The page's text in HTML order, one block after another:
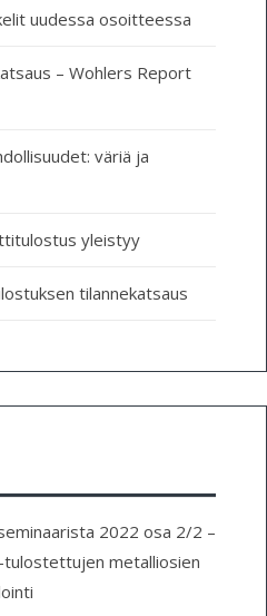
uudessa osoitteessa
– Wohlers Report
väriä ja
yleistyy
tilannekatsaus
2022 osa 2/2 –
tulostettujen metalliosien